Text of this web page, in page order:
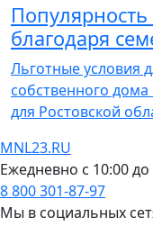
благодаря
Льготные условия
собственного
для Ростовской
MNL23.RU
Ежедневно с 10:00 до
8 800 301-87-97
Мы в социальных